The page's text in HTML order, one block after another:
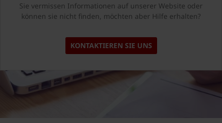
Sie vermissen Informationen auf unserer Website oder
können sie nicht finden, möchten aber Hilfe erhalten?
KONTAKTIEREN SIE UNS